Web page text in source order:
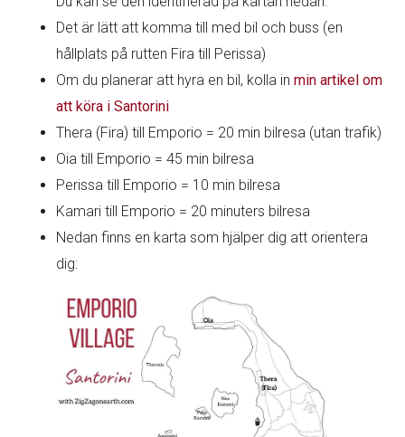
Det är lätt att komma till med bil och buss (en
hållplats på rutten Fira till Perissa)
Om du planerar att hyra en bil, kolla inmin artikel om
att köra i Santorini
Thera (Fira) till Emporio = 20 min bilresa (utan trafik)
Oia till Emporio = 45 min bilresa
Perissa till Emporio = 10 min bilresa
Kamari till Emporio = 20 minuters bilresa
Nedan finns en karta som hjälper dig att orientera
dig: